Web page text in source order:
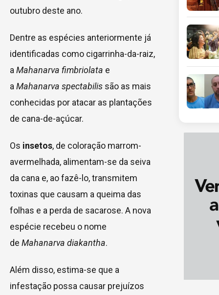
outubro deste ano.
Dentre as espécies anteriormente já
identificadas como cigarrinha-da-raiz,
a Mahanarva fimbriolata e
a Mahanarva spectabilis são as mais
conhecidas por atacar as plantações
de cana-de-açúcar.
Os insetos, de coloração marrom-
avermelhada, alimentam-se da seiva
da cana e, ao fazê-lo, transmitem
toxinas que causam a queima das
folhas e a perda de sacarose. A nova
espécie recebeu o nome
de Mahanarva diakantha.
Além disso, estima-se que a
infestação possa causar prejuízos